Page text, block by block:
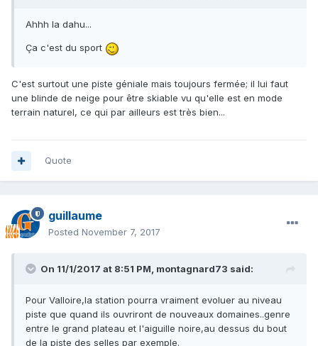
Ahhh la dahu...
Ça c'est du sport
C'est surtout une piste géniale mais toujours fermée; il lui faut
une blinde de neige pour être skiable vu qu'elle est en mode
terrain naturel, ce qui par ailleurs est très bien...
Quote
guillaume
Posted November 7, 2017
On 11/1/2017 at 8:51 PM, montagnard73 said:
Pour Valloire,la station pourra vraiment evoluer au niveau
piste que quand ils ouvriront de nouveaux domaines..genre
entre le grand plateau et l'aiguille noire,au dessus du bout
de la piste des selles par exemple.